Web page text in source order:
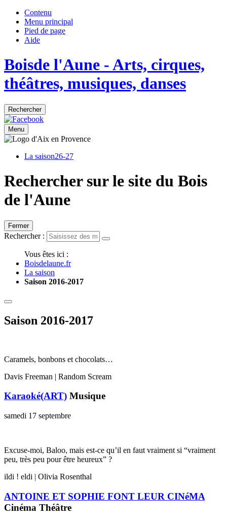
Contenu
Menu principal
Pied de page
Aide
Boisde l'Aune - Arts, cirques,
théâtres, musiques, danses
Rechercher
Menu
La saison26-27
Rechercher sur le site du Bois
de l'Aune
Fermer
Rechercher :
Vous êtes ici :
Boisdelaune.fr
La saison
Saison 2016-2017
Saison 2016-2017
Caramels, bonbons et chocolats…
Davis Freeman | Random Scream
Karaoké(ART) Musique
samedi 17 septembre
Excuse-moi, Baloo, mais est-ce qu’il en faut vraiment si “vraiment
peu, très peu pour être heureux” ?
ildi ! eldi | Olivia Rosenthal
ANTOINE ET SOPHIE FONT LEUR CINéMA
Cinéma Théâtre